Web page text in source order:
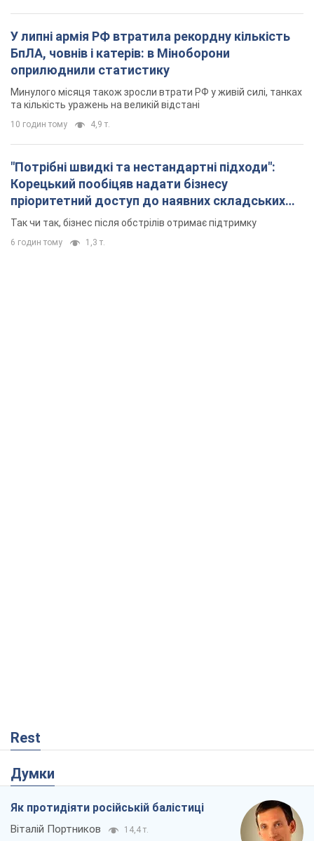
У липні армія РФ втратила рекордну кількість
БпЛА, човнів і катерів: в Міноборони
оприлюднили статистику
Минулого місяця також зросли втрати РФ у живій силі, танках
та кількість уражень на великій відстані
10 годин тому 4,9 т.
"Потрібні швидкі та нестандартні підходи":
Корецький пообіцяв надати бізнесу
пріоритетний доступ до наявних складських
приміщень
Так чи так, бізнес після обстрілів отримає підтримку
6 годин тому 1,3 т.
Rest
Думки
Як протидіяти російській балістиці
Віталій Портников 14,4 т.